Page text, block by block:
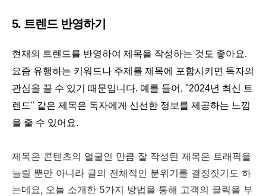
5. 트렌드 반영하기
현재의 트렌드를 반영하여 제목을 작성하는 것도 좋아요.
요즘 유행하는 키워드나 주제를 제목에 포함시키면 독자의
관심을 끌 수 있기 때문입니다. 예를 들어, "2024년 최신 트
렌드" 같은 제목은 독자에게 신선한 정보를 제공하는 느낌
을 줄 수 있어요.
제목은 콘텐츠의 얼굴인 만큼 잘 작성된 제목은 트래픽을
늘릴 뿐만 아니라 글의 전체적인 분위기를 결정짓기도 하
는데요, 오늘 소개한 5가지 방법을 통해 고객의 클릭을 부